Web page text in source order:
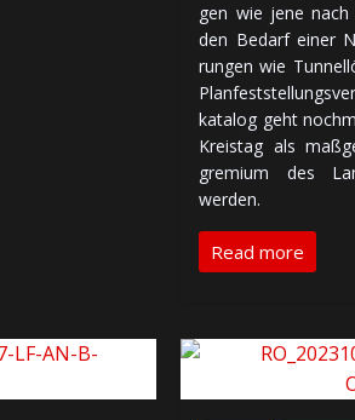
gen wie jene
den Be­darf einer
run­gen wie
ka­ta­log geht
Kreis­tag als
gre­mi­um des
werden.
Read more